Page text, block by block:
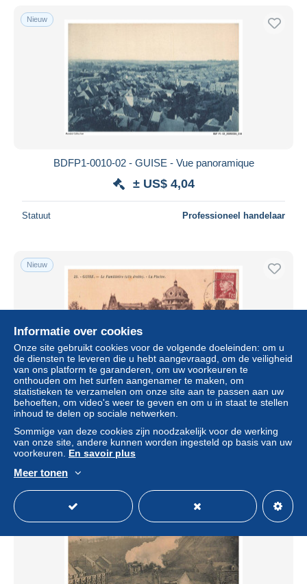
Nieuw
BDFP1-0010-02 - GUISE - Vue panoramique
± US$ 4,04
Statuut Professioneel handelaar
Nieuw
BDFP1-0014-02 - GUISE - Le familistere - La piscine
± US$ 4,04
Informatie over cookies
Onze site gebruikt cookies voor de volgende doeleinden: om u
de diensten te leveren die u hebt aangevraagd, om de veiligheid
van ons platform te garanderen, om uw voorkeuren te
onthouden om het surfen aangenamer te maken, om
statistieken te verzamelen om onze site aan te passen aan uw
behoeften, om video's weer te geven en om u in staat te stellen
inhoud te delen op sociale netwerken.
Sommige van deze cookies zijn noodzakelijk voor de werking
van onze site, andere kunnen worden ingesteld op basis van uw
voorkeuren. En savoir plus
Meer tonen